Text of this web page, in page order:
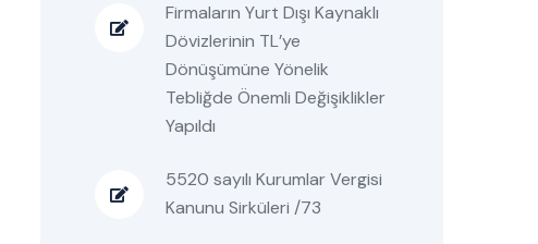
Firmaların Yurt Dışı Kaynaklı
Dövizlerinin TL’ye
Dönüşümüne Yönelik
Tebliğde Önemli Değişiklikler
Yapıldı
5520 sayılı Kurumlar Vergisi
Kanunu Sirküleri /73